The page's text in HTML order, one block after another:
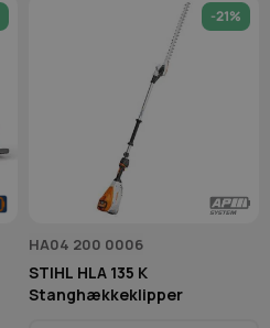
-21%
HA04 200 0006
STIHL HLA 135 K
Stanghækkeklipper